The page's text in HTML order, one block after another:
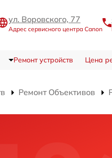
ул. Воровского, 77
Адрес сервисного центра Canon
Ремонт устройств Цена
Ремонт Объективов